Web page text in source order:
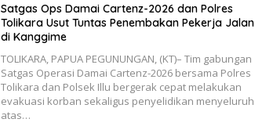
Satgas Ops Damai Cartenz-2026 dan Polres
Tolikara Usut Tuntas Penembakan Pekerja Jalan
di Kanggime
TOLIKARA, PAPUA PEGUNUNGAN, (KT)– Tim gabungan
Satgas Operasi Damai Cartenz-2026 bersama Polres
Tolikara dan Polsek Illu bergerak cepat melakukan
evakuasi korban sekaligus penyelidikan menyeluruh
atas…